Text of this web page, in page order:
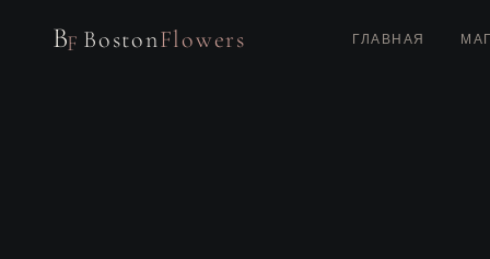
BF BostonFlowers ГЛАВНАЯ